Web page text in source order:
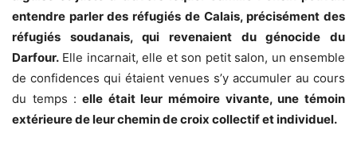
entendre parler des réfugiés de Calais, précisément des
réfugiés soudanais, qui revenaient du génocide du
Darfour. Elle incarnait, elle et son petit salon, un ensemble
de confidences qui étaient venues s’y accumuler au cours
du temps : elle était leur mémoire vivante, une témoin
extérieure de leur chemin de croix collectif et individuel.